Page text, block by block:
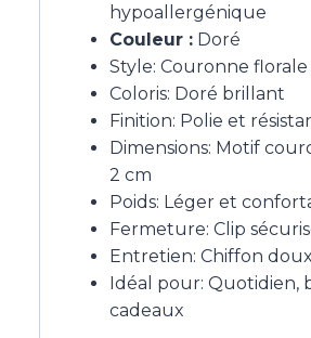
hypoallergénique
Couleur : Doré
Style: Couronne
Coloris: Doré brillant
Finition: Polie et
Dimensions: Motif
2 cm
Poids: Léger et
Fermeture: Clip
Entretien: Chiffon doux
Idéal pour: Quotidien,
cadeaux